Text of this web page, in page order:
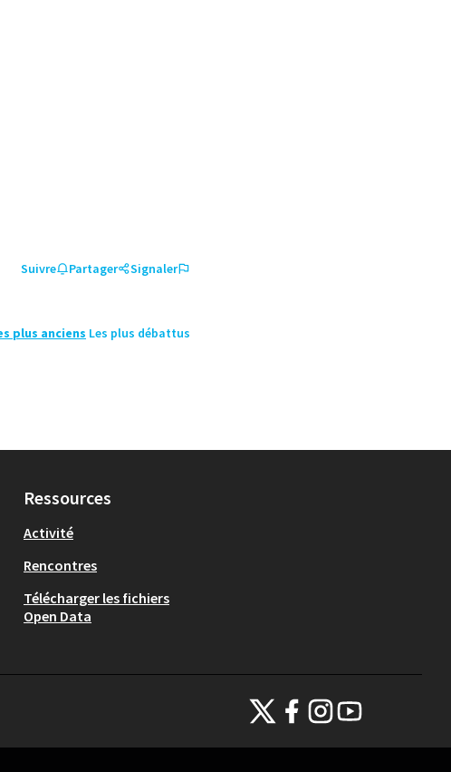
Suivre Partager Signaler
plus anciens Les plus débattus
Ressources
Activité
Rencontres
Télécharger les fichiers
Open Data
Thionville sur X
Thionville sur Facebook
Thionville sur Instagram
Thionville sur